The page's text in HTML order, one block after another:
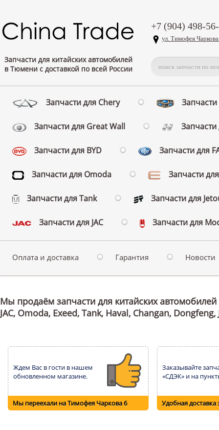
Запчасти для китайских автомобилей
в Тюмени с доставкой по всей России
+7 (904) 498-
ул. Тимофея
Запчасти для Chery
Запчасти для Great Wall
Запчасти для BYD Запчасти для
Запчасти для Omoda Запчасти
Запчасти для Tank Запчасти для
Запчасти для JAC Запчасти для
Оплата и доставка Гарантия Новости
Мы продаём запчасти для китайских
JAC, Omoda, Exeed, Tank, Haval, Changan,
Ждем Вас в гости в нашем
обновленном магазине.
Мы переехали на Тимофея Чаркова 6
Заказывайте
«СДЭК» и на
Удобная доставка